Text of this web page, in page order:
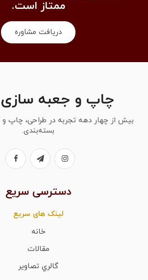
ممتاز است.
دریافت مشاوره
چاپ و جعبه سازی
بیش از چهار دهه تجربه در طراحی، چاپ و
بسته‌بندی.
دسترسی سریع
لینک های سریع
خانه
مقالات
گالري تصاوير